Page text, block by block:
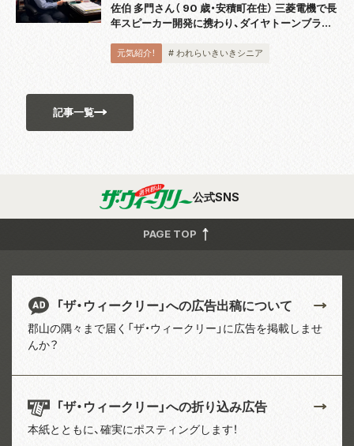
佐伯 多門さん（ 90 歳・安積町在住） 三菱電機で長
年スピーカー開発に携わり、ダイヤトーンブラン
に『スピーカー技術の 100 年』完結巻を出版し、
元気紹介！ # われらいきいきシニア
記事一覧
公式SNS
PAGE TOP
「ザ・ウィークリー」への広告出稿について
郡山の隅々まで届く「ザ・ウィークリー」に広告を掲載しませ
んか？
「ザ・ウィークリー」への折り込み広告
本紙とともに、確実にポスティングします！